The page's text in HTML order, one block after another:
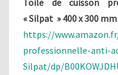
Toile de cuisson
« Silpat » 400 x 300 mm
https://
professionnelle-anti-
Silpat/dp/